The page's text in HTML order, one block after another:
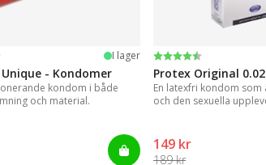
stjärnor I lager
- Kondomer
kondom i både
och material.
Betyg:
4.2 utav 5 stjärnor
Protex Original
En latexfri kondom som
och den sexuella
149 kr
189 kr